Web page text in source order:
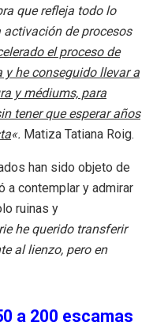
que refleja todo lo
de procesos
el proceso de
he conseguido llevar a
y médiums, para
tener que esperar años
«. Matiza Tatiana Roig.
han sido objeto de
a contemplar y admirar
ruinas y
he querido transferir
al lienzo, pero en
a 200 escamas